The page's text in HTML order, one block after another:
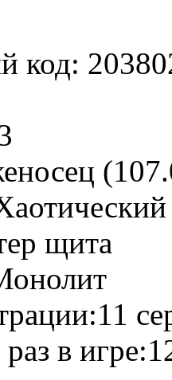
код:
щита
11
в игре: